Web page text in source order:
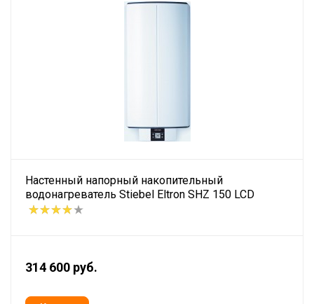
Настенный напорный накопительный
водонагреватель Stiebel Eltron SHZ 150 LCD
314 600 руб.